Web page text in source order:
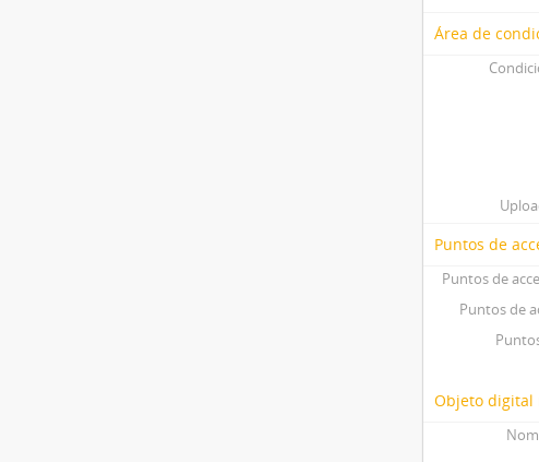
Área de
Puntos de
Puntos de
Puntos de
Objeto digital